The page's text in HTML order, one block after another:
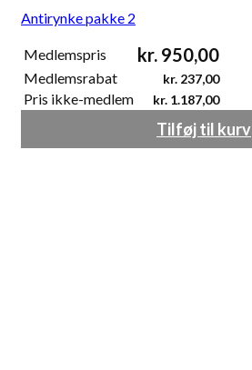
Antirynke pakke 2
Medlemspris kr. 950,00
Medlemsrabat kr. 237,00
Pris ikke-medlem kr. 1.187,00
Tilføj til kurv